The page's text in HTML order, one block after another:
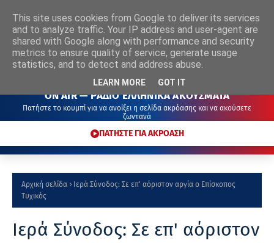
ΡΑΔΙΟ
ΕΛΛΗΝΙΚΑ ΑΚΟΥΣΜΑΤΑ
ON AIR — ΡΑΔΙΟ ΕΛΛΗΝΙΚΑ ΑΚΟΥΣΜΑΤΑ
Πατήστε το κουμπί για να ανοίξει η σελίδα ακρόασης και να ακούσετε
ζωντανά
ΠΑΤΗΣΤΕ ΓΙΑ ΑΚΡΟΑΣΗ
Αρχική σελίδα
Ιερά Σύνοδος: Σε επ' αόριστον αργία ο Επίσκοπος
Τυχικός
Ιερά Σύνοδος: Σε επ' αόριστον
This site uses cookies from Google to deliver its services
and to analyze traffic. Your IP address and user-agent are
shared with Google along with performance and security
metrics to ensure quality of service, generate usage
statistics, and to detect and address abuse.
LEARN MORE GOT IT